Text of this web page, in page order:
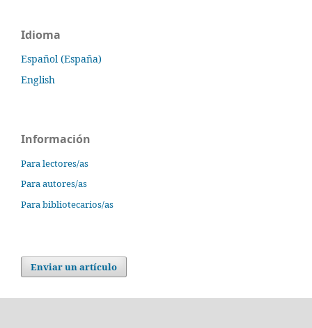
Idioma
Español (España)
English
Información
Para lectores/as
Para autores/as
Para bibliotecarios/as
Enviar un artículo